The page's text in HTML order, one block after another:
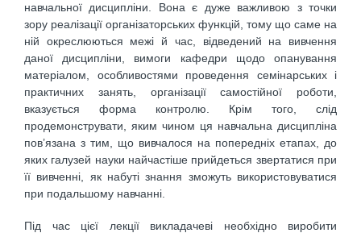
навчальної дисципліни. Вона є дуже важливою з точки
зору реалізації організаторських функцій, тому що саме на
ній окреслюються межі й час, відведений на вивчення
даної дисципліни, вимоги кафедри щодо опанування
матеріалом, особливостями проведення семінарських і
практичних занять, організації самостійної роботи,
вказується форма контролю. Крім того, слід
продемонструвати, яким чином ця навчальна дисципліна
пов’язана з тим, що вивчалося на попередніх етапах, до
яких галузей науки найчастіше прийдеться звертатися при
її вивченні, як набуті знання зможуть використовуватися
при подальшому навчанні.
Під час цієї лекції викладачеві необхідно виробити